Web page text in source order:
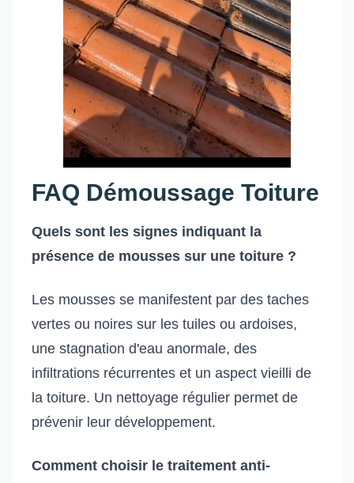
FAQ Démoussage Toiture
Quels sont les signes indiquant la
présence de mousses sur une toiture ?
Les mousses se manifestent par des taches
vertes ou noires sur les tuiles ou ardoises,
une stagnation d'eau anormale, des
infiltrations récurrentes et un aspect vieilli de
la toiture. Un nettoyage régulier permet de
prévenir leur développement.
Comment choisir le traitement anti-